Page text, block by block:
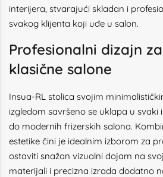
interijera, stvarajući skladan i
svakog klijenta koji uđe u salon.
Profesionalni dizajn
klasične salone
Insua-RL stolica svojim
izgledom savršeno se uklapa u svaki
do modernih frizerskih salona.
estetike čini je idealnim izborom za
ostaviti snažan vizualni dojam na
materijali i precizna izrada dodatno